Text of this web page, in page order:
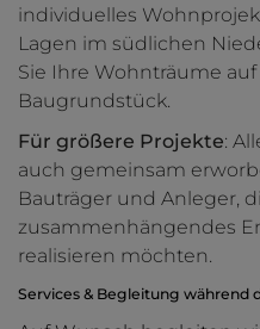
individuelles
Lagen im südlichen
Sie Ihre Wohnträume
Baugrundstück.
Für größere Projekte:
auch gemeinsam
Bauträger und Anleger,
zusammenhängendes
realisieren möchten.
Services & Begleitung während